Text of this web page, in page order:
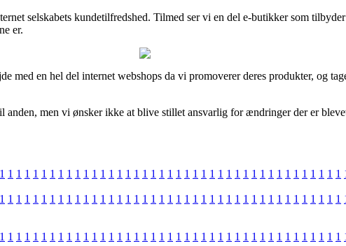
selskabets kundetilfredshed. Tilmed ser vi en del e-butikker som
er.
med en hel del internet webshops da vi promoverer deres produkter, og
men vi ønsker ikke at blive stillet ansvarlig for ændringer der er
1 1 1 1 1 1 1 1 1 1 1 1 1 1 1 1 1 1 1 1 1 1 1 1 1 1 1 1 1 1 1 1 1 1 1 1 1 1 1 1 1
1 1 1 1 1 1 1 1 1 1 1 1 1 1 1 1 1 1 1 1 1 1 1 1 1 1 1 1 1 1 1 1 1 1 1 1 1 1 1 1 1
1 1 1 1 1 1 1 1 1 1 1 1 1 1 1 1 1 1 1 1 1 1 1 1 1 1 1 1 1 1 1 1 1 1 1 1 1 1 1 1 1